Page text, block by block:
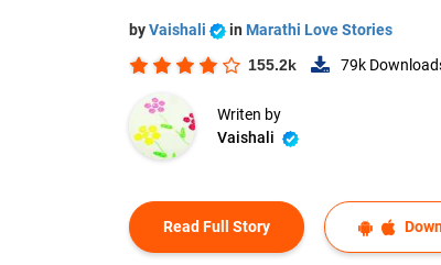
byVaishali in Marathi Love Stories
155.2k 79k
Writen by
Vaishali
Read Full Story